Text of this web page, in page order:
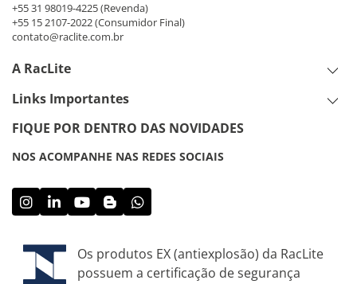
+55 31 98019-4225(Revenda)
+55 15 2107-2022(Consumidor Final)
contato@raclite.com.br
A RacLite
Links Importantes
FIQUE POR DENTRO DAS NOVIDADES
NOS ACOMPANHE NAS REDES SOCIAIS
Os produtos EX (antiexplosão) da RacLite
possuem a certificação de segurança